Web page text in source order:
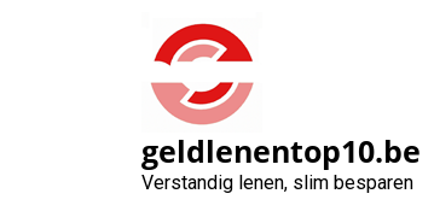
geldlenentop10.be
Verstandig lenen, slim besparen